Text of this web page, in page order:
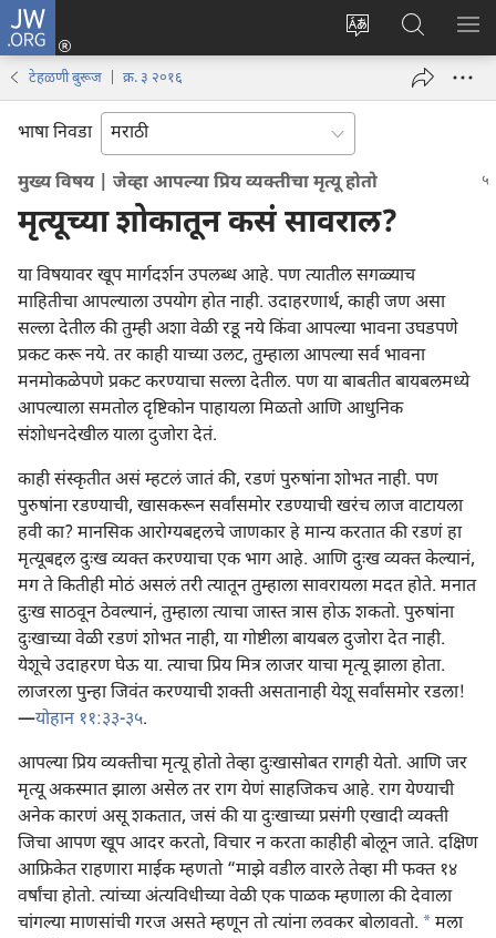
JW.ORG
साइटची
लॉग
इन
window)
JW.ORG
वर
शोधा
मेनू
टेहळणी बुरूज | क्र. ३ २०१६
भाषा निवडा
मुख्य विषय | जेव्हा आपल्या प्रिय व्यक्‍तीचा मृत्यू होतो
मृत्यूच्या शोकातून कसं सावराल?
या विषयावर खूप मार्गदर्शन उपलब्ध आहे. पण त्यातील सगळ्याच
माहितीचा आपल्याला उपयोग होत नाही. उदाहरणार्थ, काही जण असा
सल्ला देतील की तुम्ही अशा वेळी रडू नये किंवा आपल्या भावना उघडपणे
प्रकट करू नये. तर काही याच्या उलट, तुम्हाला आपल्या सर्व भावना
मनमोकळेपणे प्रकट करण्याचा सल्ला देतील. पण या बाबतीत बायबलमध्ये
आपल्याला समतोल दृष्टिकोन पाहायला मिळतो आणि आधुनिक
संशोधनदेखील याला दुजोरा देतं.
काही संस्कृतीत असं म्हटलं जातं की, रडणं पुरुषांना शोभत नाही. पण
पुरुषांना रडण्याची, खासकरून सर्वांसमोर रडण्याची खरंच लाज वाटायला
हवी का? मानसिक आरोग्यबद्दलचे जाणकार हे मान्य करतात की रडणं हा
मृत्यूबद्दल दुःख व्यक्‍त करण्याचा एक भाग आहे. आणि दुःख व्यक्‍त केल्यानं,
मग ते कितीही मोठं असलं तरी त्यातून तुम्हाला सावरायला मदत होते. मनात
दुःख साठवून ठेवल्यानं, तुम्हाला त्याचा जास्त त्रास होऊ शकतो. पुरुषांना
दुःखाच्या वेळी रडणं शोभत नाही, या गोष्टीला बायबल दुजोरा देत नाही.
येशूचे उदाहरण घेऊ या. त्याचा प्रिय मित्र लाजर याचा मृत्यू झाला होता.
लाजरला पुन्हा जिवंत करण्याची शक्‍ती असतानाही येशू सर्वांसमोर रडला!
—योहान ११:३३-३५.
आपल्या प्रिय व्यक्‍तीचा मृत्यू होतो तेव्हा दुःखासोबत रागही येतो. आणि जर
मृत्यू अकस्मात झाला असेल तर राग येणं साहजिकच आहे. राग येण्याची
अनेक कारणं असू शकतात, जसं की या दुःखाच्या प्रसंगी एखादी व्यक्‍ती
जिचा आपण खूप आदर करतो, विचार न करता काहीही बोलून जाते. दक्षिण
आफ्रिकेत राहणारा माईक म्हणतो “माझे वडील वारले तेव्हा मी फक्‍त १४
वर्षांचा होतो. त्यांच्या अंत्यविधीच्या वेळी एक पाळक म्हणाला की देवाला
चांगल्या माणसांची गरज असते म्हणून तो त्यांना लवकर बोलावतो. aमला